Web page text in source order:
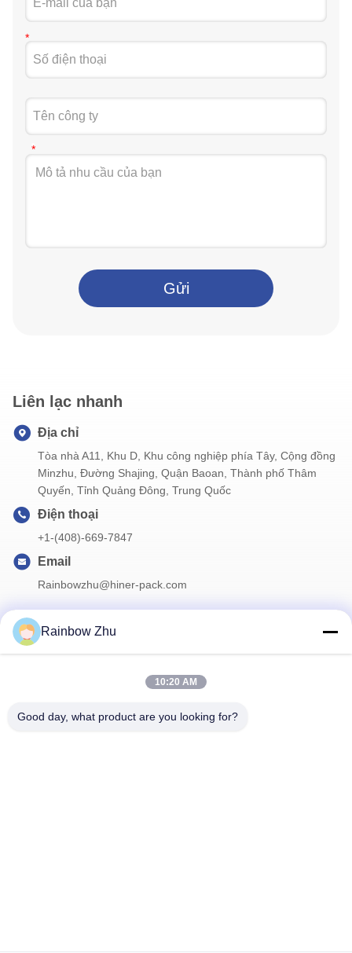
Gửi
Liên lạc nhanh
Địa chỉ
Tòa nhà A11, Khu D, Khu công nghiệp phía Tây, Cộng đồng
Minzhu, Đường Shajing, Quận Baoan, Thành phố Thâm
Quyến, Tỉnh Quảng Đông, Trung Quốc
Điện thoại
+1-(408)-669-7847
Email
Rainbowzhu@hiner-pack.com
nữa.
Rainbow Zhu
10:20 AM
Good day, what product are you looking for?